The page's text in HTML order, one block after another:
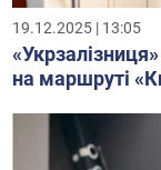
19.12.2025 | 13:05
на маршруті